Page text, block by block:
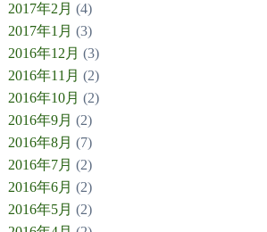
2017年2月 (4)
2017年1月 (3)
2016年12月 (3)
2016年11月 (2)
2016年10月 (2)
2016年9月 (2)
2016年8月 (7)
2016年7月 (2)
2016年6月 (2)
2016年5月 (2)